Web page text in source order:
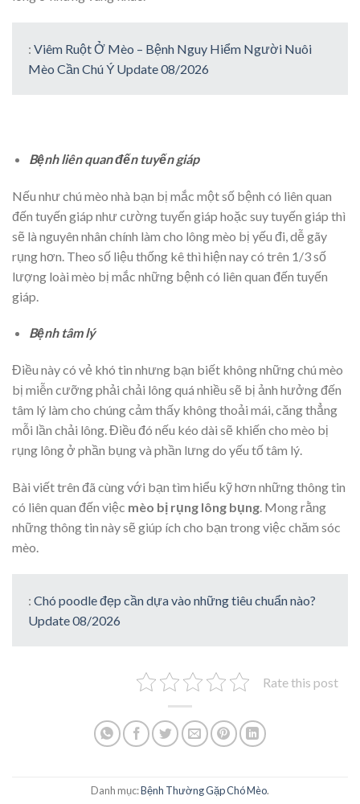
: Viêm Ruột Ở Mèo – Bệnh Nguy Hiểm Người Nuôi
Mèo Cần Chú Ý Update 08/2026
Bệnh liên quan đến tuyến giáp
Nếu như chú mèo nhà bạn bị mắc một số bệnh có liên quan
đến tuyến giáp như cường tuyến giáp hoặc suy tuyến giáp thì
sẽ là nguyên nhân chính làm cho lông mèo bị yếu đi, dễ gãy
rụng hơn. Theo số liệu thống kê thì hiện nay có trên 1/3 số
lượng loài mèo bị mắc những bệnh có liên quan đến tuyến
giáp.
Bệnh tâm lý
Điều này có vẻ khó tin nhưng bạn biết không những chú mèo
bị miễn cưỡng phải chải lông quá nhiều sẽ bị ảnh hưởng đến
tâm lý làm cho chúng cảm thấy không thoải mái, căng thẳng
mỗi lần chải lông. Điều đó nếu kéo dài sẽ khiến cho mèo bị
rụng lông ở phần bụng và phần lưng do yếu tố tâm lý.
Bài viết trên đã cùng với bạn tìm hiểu kỹ hơn những thông tin
có liên quan đến việc mèo bị rụng lông bụng. Mong rằng
những thông tin này sẽ giúp ích cho bạn trong việc chăm sóc
mèo.
: Chó poodle đẹp cần dựa vào những tiêu chuẩn nào?
Update 08/2026
Rate this post
Danh mục:Bệnh Thường Gặp Chó Mèo.